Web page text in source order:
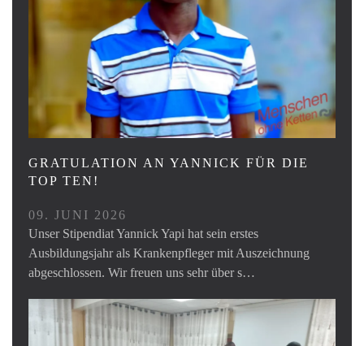
GRATULATION AN YANNICK FÜR DIE
TOP TEN!
09. JUNI 2026
Unser Stipendiat Yannick Yapi hat sein erstes
Ausbildungsjahr als Krankenpfleger mit Auszeichnung
abgeschlossen. Wir freuen uns sehr über s…